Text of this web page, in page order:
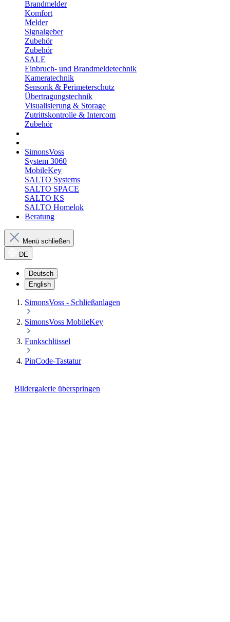
Brandmelder
Komfort
Melder
Signalgeber
Zubehör
Zubehör
SALE
Einbruch- und Brandmeldetechnik
Kameratechnik
Sensorik & Perimeterschutz
Übertragungstechnik
Visualisierung & Storage
Zutrittskontrolle & Intercom
Zubehör
SimonsVoss
System 3060
MobileKey
SALTO Systems
SALTO SPACE
SALTO KS
SALTO Homelok
Beratung
Menü schließen
DE
Deutsch
English
SimonsVoss - Schließanlagen
SimonsVoss MobileKey
Funkschlüssel
PinCode-Tastatur
Bildergalerie überspringen